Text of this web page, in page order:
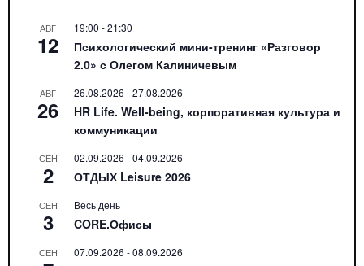
АВГ
12
19:00 -21:30
Психологический мини-тренинг «Разговор
2.0» с Олегом Калиничевым
АВГ
26
26.08.2026 -27.08.2026
HR Life. Well-being, корпоративная культура и
коммуникации
СЕН
2
02.09.2026 -04.09.2026
ОТДЫХ Leisure 2026
СЕН
3
Весь день
CORE.Офисы
СЕН 07.09.2026 -08.09.2026